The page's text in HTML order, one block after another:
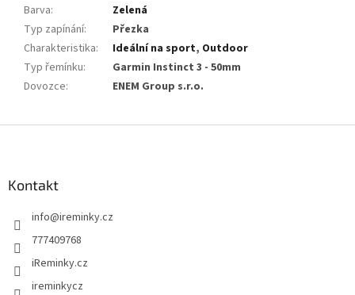
Barva:
Zelená
Typ zapínání:
Přezka
Charakteristika: Ideální na sport, Outdoor
Typ řemínku:
Garmin Instinct 3 - 50mm
Dovozce: ENEM Group s.r.o.
Kontakt
info@ireminky.cz
777409768
iReminky.cz
ireminkycz